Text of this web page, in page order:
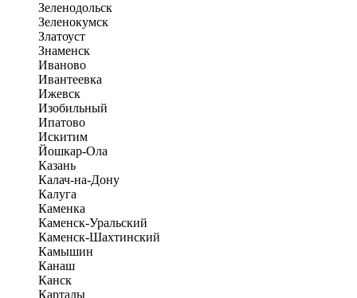
Зеленодольск
Зеленокумск
Златоуст
Знаменск
Иваново
Ивантеевка
Ижевск
Изобильный
Ипатово
Искитим
Йошкар-Ола
Казань
Калач-на-Дону
Калуга
Каменка
Каменск-Уральский
Каменск-Шахтинский
Камышин
Канаш
Канск
Карталы